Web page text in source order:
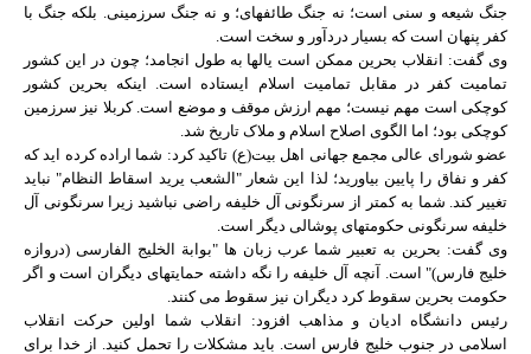
جنگ شیعه و سنی است؛ نه جنگ طائفه‏ای؛ و نه جنگ سرزمینی. بلکه جنگ با
کفر پنهان است که بسیار دردآور و سخت است.
وی گفت: انقلاب بحرین ممکن است یالها به طول انجامد؛ چون در این کشور
تمامیت کفر در مقابل تمامیت اسلام ایستاده است. اینکه بحرین کشور
کوچکی است مهم نیست؛ مهم ارزش موقف و موضع است. کربلا نیز سرزمین
کوچکی بود؛ اما الگوی اصلاح اسلام و ملاک تاریخ شد.
عضو شورای عالی مجمع جهانی اهل بیت(ع) تاکید کرد: شما اراده کرده اید که
کفر و نفاق را پایین بیاورید؛ لذا این شعار "الشعب یرید اسقاط النظام" نباید
تغییر کند. شما به کمتر از سرنگونی آل خلیفه راضی نباشید زیرا سرنگونی آل
خلیفه سرنگونی حکومتهای پوشالی دیگر است.
وی گفت: بحرین به تعبیر شما عرب زبان ها "بوابة الخلیج الفارسی (دروازه
خلیج فارس)" است. آنچه آل خلیفه را نگه داشته حمایتهای دیگران است و اگر
حکومت بحرین سقوط کرد دیگران نیز سقوط می کنند.
رئیس دانشگاه ادیان و مذاهب افزود: انقلاب شما اولین حرکت انقلاب
اسلامی در جنوب خلیج فارس است. باید مشکلات را تحمل کنید. از خدا برای